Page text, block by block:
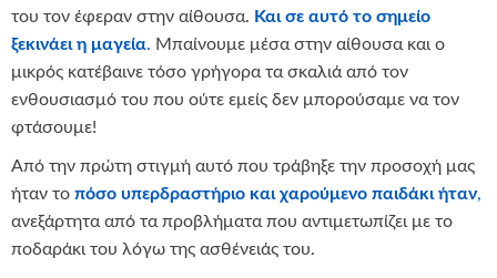
του τον έφεραν στην αίθουσα. Και σε αυτό το σημείο
ξεκινάει η μαγεία. Μπαίνουμε μέσα στην αίθουσα και ο
μικρός κατέβαινε τόσο γρήγορα τα σκαλιά από τον
ενθουσιασμό του που ούτε εμείς δεν μπορούσαμε να τον
φτάσουμε!
Από την πρώτη στιγμή αυτό που τράβηξε την προσοχή μας
ήταν το πόσο υπερδραστήριο και χαρούμενο παιδάκι ήταν,
ανεξάρτητα από τα προβλήματα που αντιμετωπίζει με το
ποδαράκι του λόγω της ασθένειάς του.